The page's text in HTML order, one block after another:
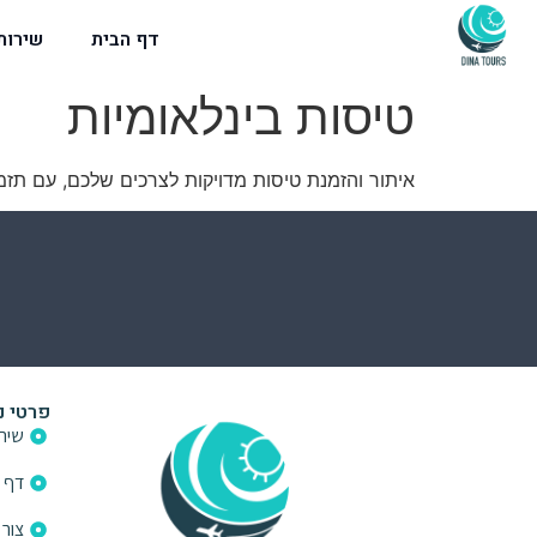
דף הבית
טיסות בינלאומיות
איתור והזמנת טיסות מדויקות לצרכים שלכם, עם
פרטי
דף